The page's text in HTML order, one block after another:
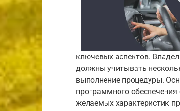
ключевых аспектов.
должны учитывать
выполнение процедуры.
программного
желаемых характеристик